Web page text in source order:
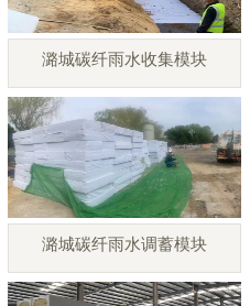
潞城碳纤雨水收集模块
潞城碳纤雨水调蓄模块